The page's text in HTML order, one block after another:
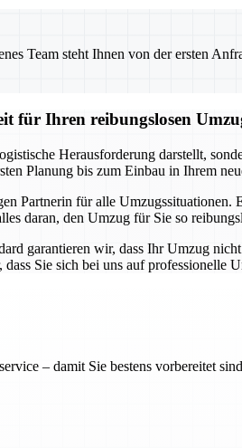
Team steht Ihnen von der ersten
für Ihren reibungslosen
Herausforderung darstellt,
Planung bis zum Einbau in Ihrem
Partnerin für alle
daran, den Umzug für Sie so
garantieren wir, dass Ihr Umzug
Sie sich bei uns auf professionelle
– damit Sie bestens vorbereitet